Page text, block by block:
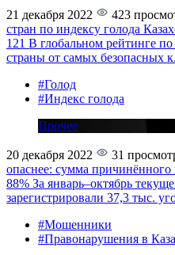
21 декабря 2022 423
стран по индексу голода
121 В глобальном рейтинге
страны от самых безопасных
#Голод
#Индекс голода
Прочее
20 декабря 2022 31
опаснее: сумма
88% За январь–октябрь
зарегистрировали 37,3 тыс.
#Мошенники
#Правонарушения в